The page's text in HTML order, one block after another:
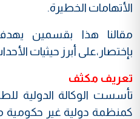
الأتهامات الخطيرة.
مقالنا هذا بقسمين
بإختصار،على أبرز حيثيات
تعريف مكثف
كمنظمة دولية غير